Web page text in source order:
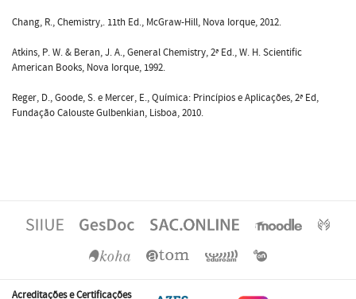
Chang, R., Chemistry,. 11th Ed., McGraw-Hill, Nova Iorque, 2012.
Atkins, P. W. & Beran, J. A., General Chemistry, 2ª Ed., W. H. Scientific
American Books, Nova Iorque, 1992.
Reger, D., Goode, S. e Mercer, E., Química: Princípios e Aplicações, 2ª Ed,
Fundação Calouste Gulbenkian, Lisboa, 2010.
Acreditações e Certificações